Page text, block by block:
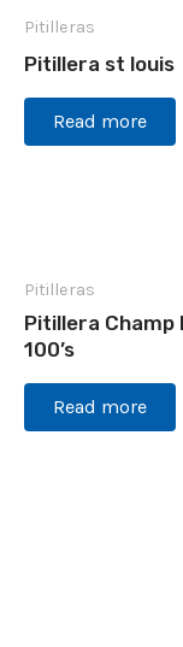
Pitilleras
Pitillera st louis
Read more
Pitilleras
Pitillera Champ
100’s
Read more